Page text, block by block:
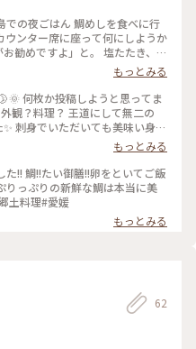
勧めですよ」と。 塩たたき、ま
しなど、お店の方との楽しいお
夜でした。 #宇和島 #愛
もっとみる
ってま
道にして無二の
刺身でいただいても美味い身の
(秘伝のタレ?)、海苔や薬味、極
サイコーです😆✨ 口いっぱいに
の店のが断然美味かったです！
側の感じも味も良くって☝ 次
したが、地元の豆腐に花かつお
を塗り焼いた「太刀巻」や「フ
島の“美味しい”郷土料理に満足
郷土料理に最上級の感動をした
せない！ リピしたかったんで
もっとみる
!! 鯛!!たい御膳!!卵をといてご飯
りっぷりの新鮮な鯛は本当に美
土料理#愛媛
もっとみる
62